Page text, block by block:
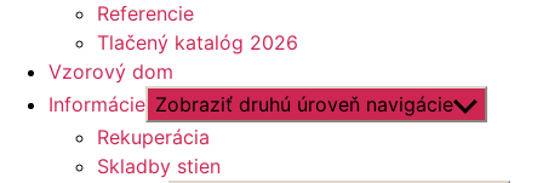
Referencie
Tlačený katalóg 2026
Vzorový dom
Informácie Zobraziť druhú úroveň navigácie
Rekuperácia
Skladby stien